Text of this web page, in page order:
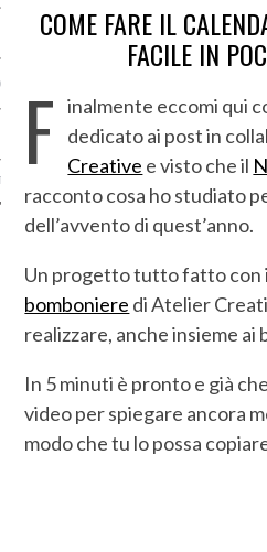
DI ACCESSO AI DATI
COME FARE IL
FACILE IN
F
inalmente eccomi qui
dedicato ai post in
Creative e visto che il
racconto cosa ho studiato
dell’avvento di quest’anno.
Un progetto tutto fatto con
bomboniere di Atelier
realizzare, anche insieme ai
In 5 minuti è pronto e già
video per spiegare ancora
modo che tu lo possa